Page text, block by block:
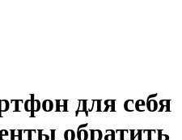
для себя
обратить